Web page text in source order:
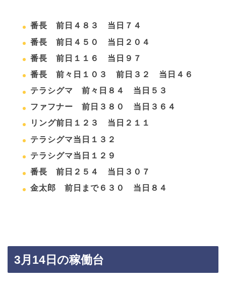
番長 前日４８３ 当日７４
番長 前日４５０ 当日２０４
番長 前日１１６ 当日９７
番長 前々日１０３ 前日３２ 当日４６
テラシグマ 前々日８４ 当日５３
ファフナー 前日３８０ 当日３６４
リング前日１２３ 当日２１１
テラシグマ当日１３２
テラシグマ当日１２９
番長 前日２５４ 当日３０７
金太郎 前日まで６３０ 当日８４
3月14日の稼働台